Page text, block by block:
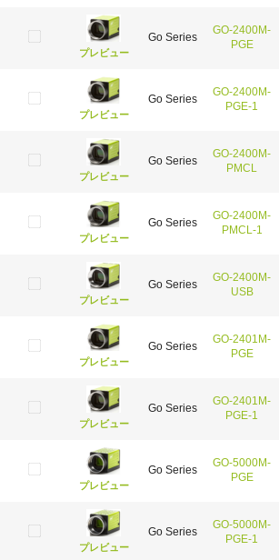
プレビュー
Go Series
GO-2400M-
PGE
プレビュー
Go Series
GO-2400M-
PGE-1
プレビュー
Go Series
GO-2400M-
PMCL
プレビュー
Go Series
GO-2400M-
PMCL-1
プレビュー
Go Series
GO-2400M-
USB
プレビュー
Go Series
GO-2401M-
PGE
プレビュー
Go Series
GO-2401M-
PGE-1
プレビュー
Go Series
GO-5000M-
PGE
プレビュー
Go Series
GO-5000M-
PGE-1